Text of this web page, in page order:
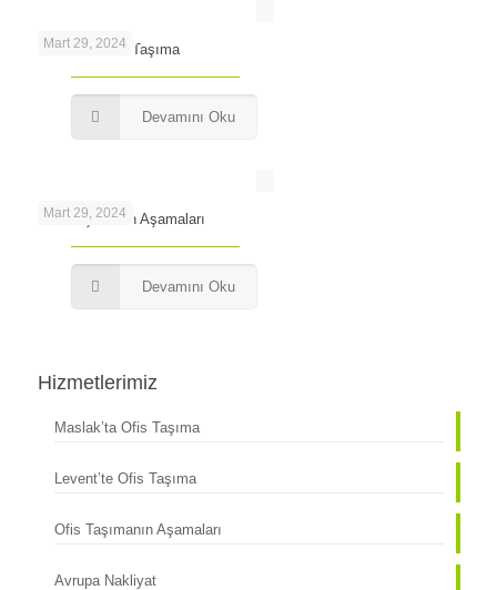
Mart 29, 2024
Levent’te Ofis Taşıma
Devamını Oku
Mart 29, 2024
Ofis Taşımanın Aşamaları
Devamını Oku
Hizmetlerimiz
Maslak’ta Ofis Taşıma
Levent’te Ofis Taşıma
Ofis Taşımanın Aşamaları
Avrupa Nakliyat